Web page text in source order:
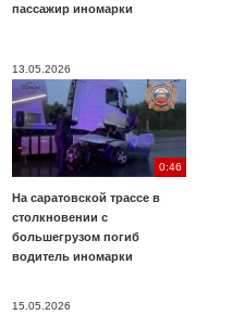
пассажир иномарки
13.05.2026
0:46
На саратовской трассе в
столкновении с
большегрузом погиб
водитель иномарки
15.05.2026